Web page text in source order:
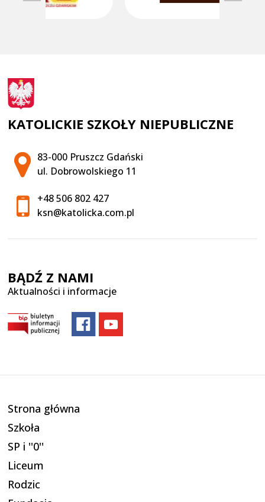
KATOLICKIE SZKOŁY NIEPUBLICZNE
Adres pocztowy:
83-000 Pruszcz Gdański
ul. Dobrowolskiego 11
+48 506 802 427
ksn@katolicka.com.pl
BĄDŹ Z NAMI
Aktualności i informacje
Strona główna
Szkoła
SP i ''0''
Liceum
Rodzic